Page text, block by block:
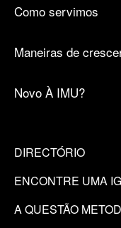
Como servimos
Maneiras de
Novo À IMU?
DIRECTÓRIO
ENCONTRE UMA
A QUESTÃO